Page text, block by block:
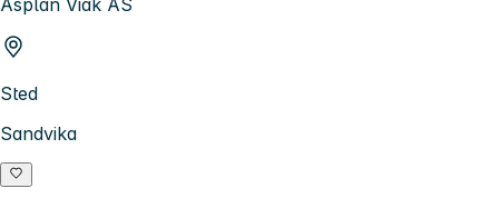
Sted
Sandvika